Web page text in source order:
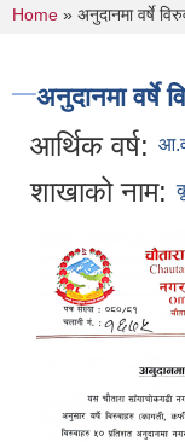
You are
Home » अनुदानमा वर्षे
अनुदानमा वर्षे
आर्थिक वर्ष:
शाखाको नाम: